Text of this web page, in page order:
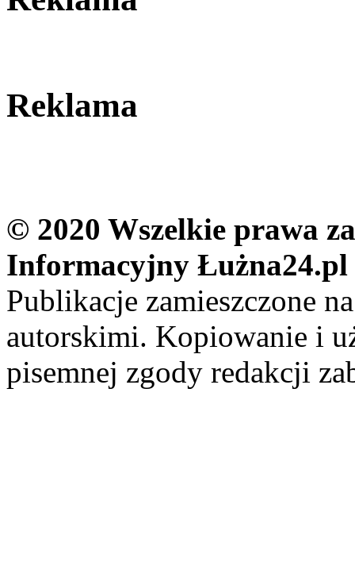
Reklama
© 2020 Wszelkie prawa
Informacyjny Łużna24.pl
Publikacje zamieszczone
autorskimi. Kopiowanie i
pisemnej zgody redakcji